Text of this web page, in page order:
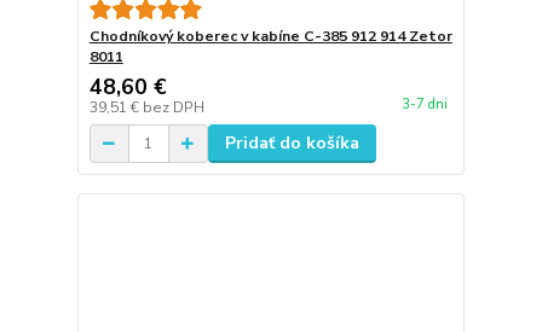
Chodníkový koberec v kabíne C-385 912 914 Zetor
8011
48,60 €
39,51 € bez DPH 3-7 dni
Pridať do košíka